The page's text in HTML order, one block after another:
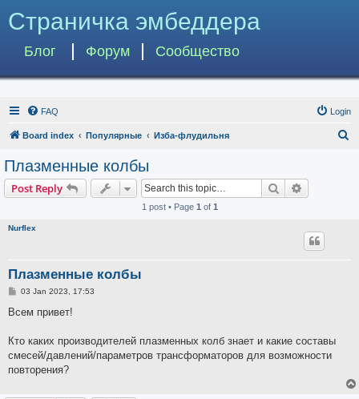
Страничка эмбеддера
Блог Форум Сообщество
FAQ Login
Board index Популярные Изба-флудильня
Плазменные колбы
Post Reply Search
1 post • Page 1 of 1
Nurflex
Плазменные колбы
P
s
03 Jan 2023, 17:53
Всем привет!
Кто каких производителей плазменных колб знает и какие составы
смесей/давлений/параметров трансформаторов для возможности
повторения?